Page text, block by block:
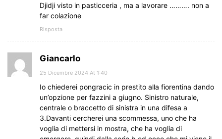
Djidji visto in pasticceria , ma a lavorare ………. non a
far colazione
Risposta
Giancarlo
25 Dicembre 2024 At 1:40
Io chiederei pongracic in prestito alla fiorentina dando
un’opzione per fazzini a giugno. Sinistro naturale,
centrale o braccetto di sinistra in una difesa a
3.Davanti cercherei una scommessa, uno che ha
voglia di mettersi in mostra, che ha voglia di